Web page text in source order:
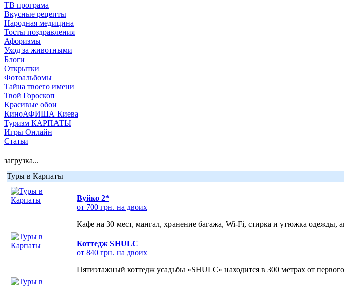
ТВ програма
Вкусные рецепты
Народная медицина
Тосты поздравления
Афоризмы
Уход за животными
Блоги
Открытки
Фотоальбомы
Тайна твоего имени
Твой Гороскоп
Красивые обои
КиноАФИША Киева
Туризм КАРПАТЫ
Игры Онлайн
Статьи
загрузка...
Туры в Карпаты
Вуйко 2*
от 700 грн. на двоих
Кафе на 30 мест, мангал, хранение багажа, Wi-Fi, стирка и утюжка одежды,
Коттедж SHULC
от 840 грн. на двоих
Пятиэтажный коттедж усадьбы «SHULC» находится в 300 метрах от